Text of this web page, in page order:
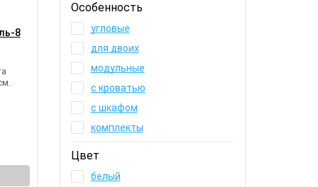
8
Особенность
угловые
для двоих
модульные
с кроватью
с шкафом
комплекты
Цвет
белый